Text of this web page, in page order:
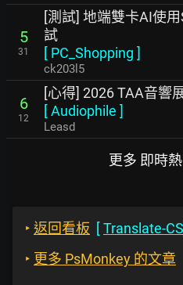
5
31
[測試] 地端雙卡AI使
試
[ PC_Shopping ]
ck203l5
6
12
[心得] 2026 TAA音響
[Audiophile ]
Leasd
更多 即時
‣ 返回看板 [Translate-CS
‣ 更多 PsMonkey 的文章